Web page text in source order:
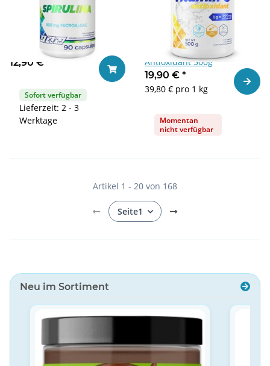
Allnutrition Spirulina 90caps
12,90 €
Sofort verfügbar
Lieferzeit: 2 - 3
Werktage
In den Warenkorb
Allnutrition Vitamin C
Antioxidant 500g
19,90 € *
39,80 € pro 1 kg
Momentan
nicht verfügbar
Zum
Artikel 1 - 20 von 168
Seite1
Neu im Sortiment